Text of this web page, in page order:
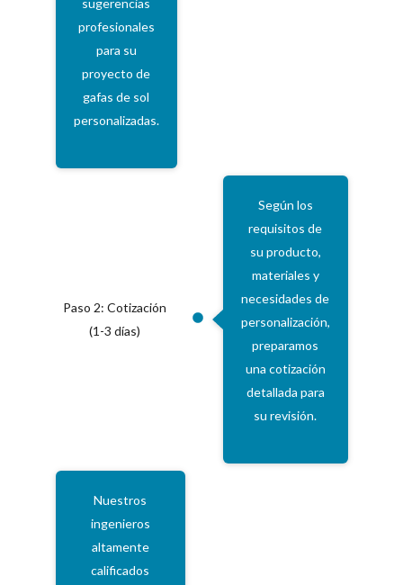
sugerencias
profesionales
para su
proyecto de
gafas de sol
personalizadas.
Según los
requisitos de
su producto,
materiales y
necesidades de
personalización,
preparamos
una cotización
detallada para
su revisión.
Paso 2: Cotización
(1-3 días)
Nuestros
ingenieros
altamente
calificados